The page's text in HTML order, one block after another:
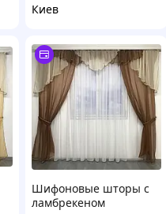
Киев
Шифоновые шторы с
ламбрекеном